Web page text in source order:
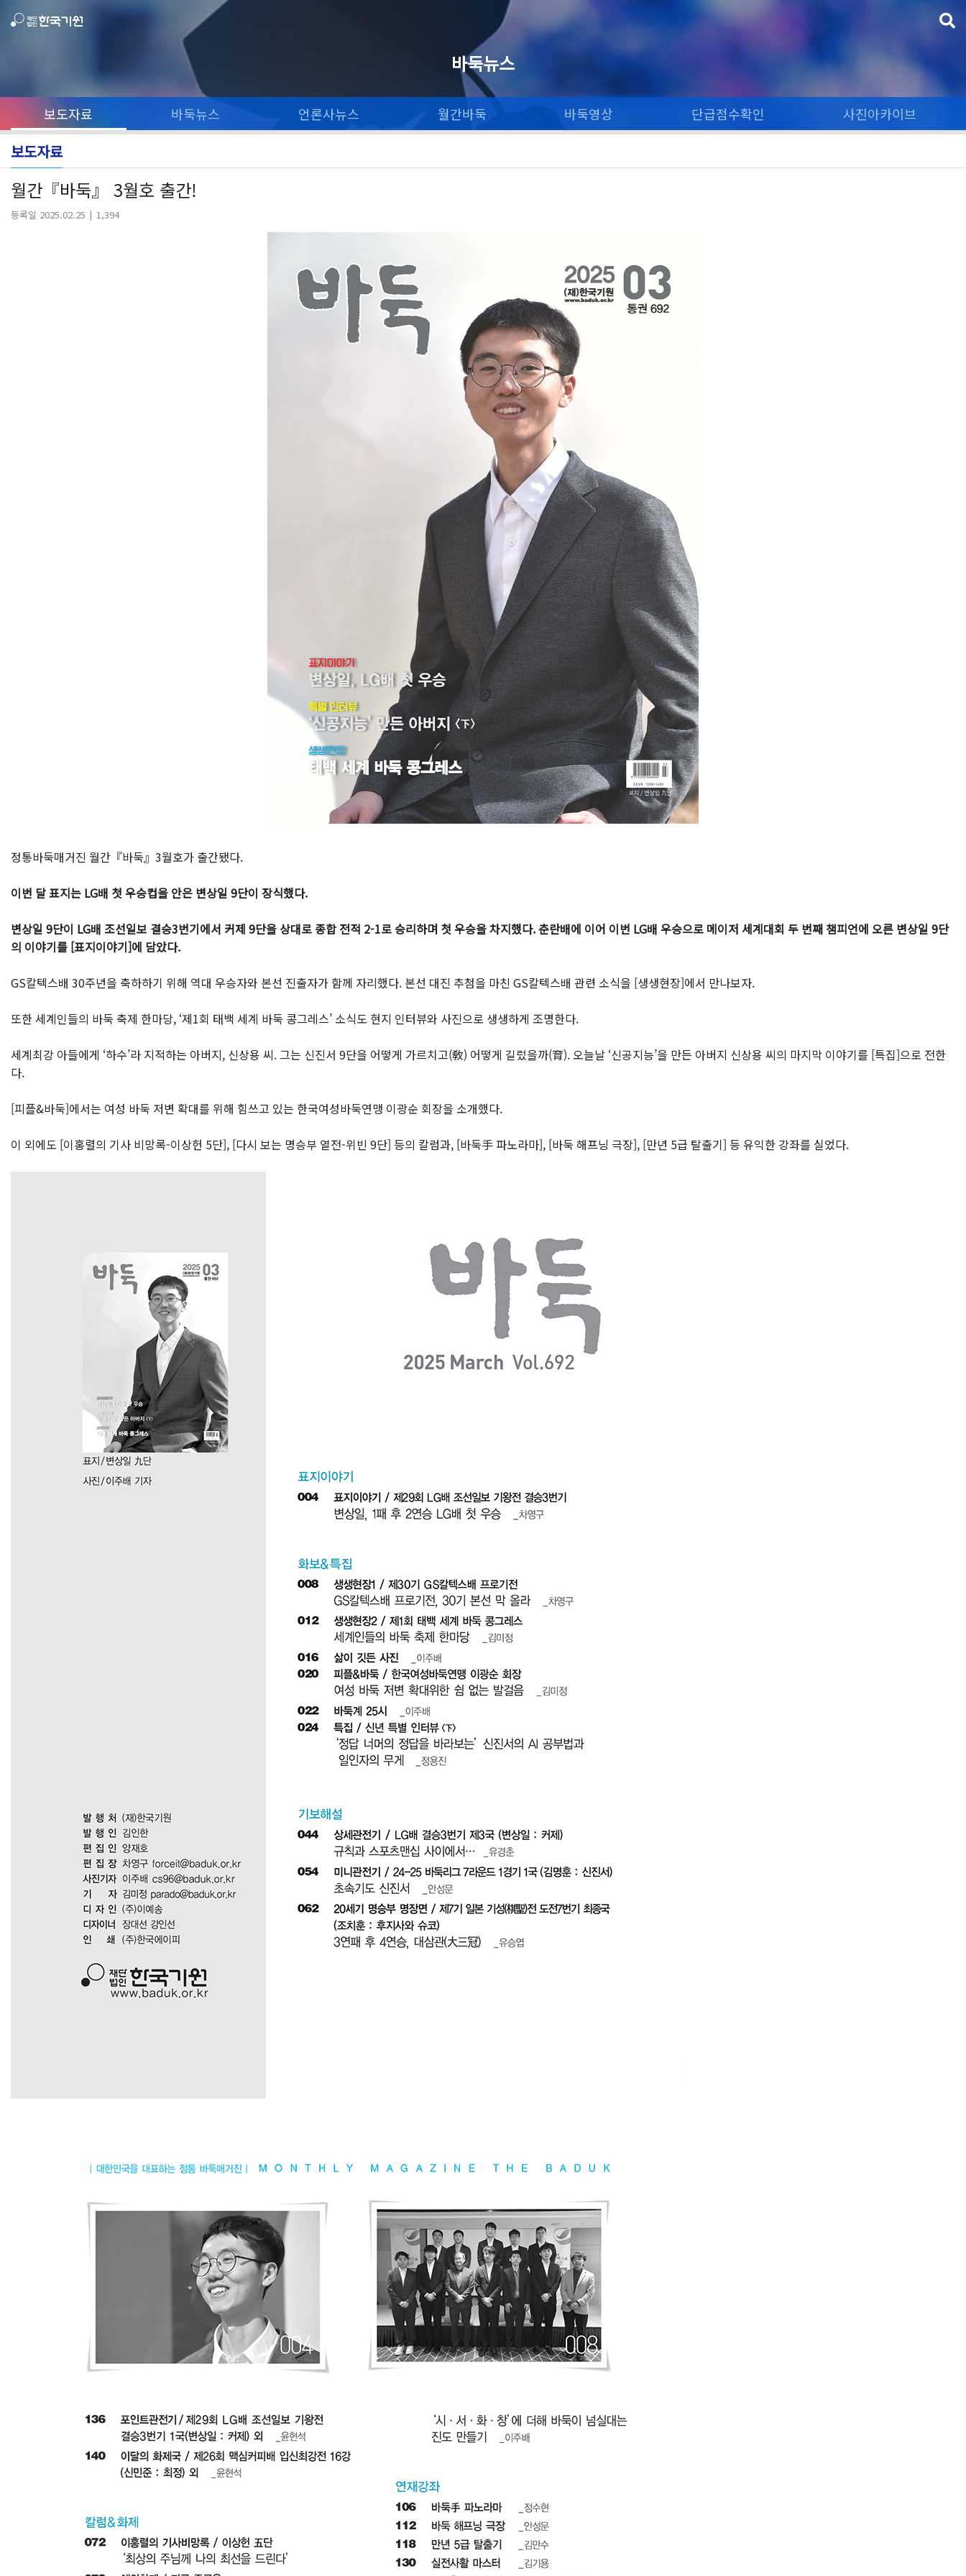
바둑뉴스
보도자료 바둑뉴스 언론사뉴스 월간바둑 바둑영상 단급점수확인 사진아카이브
보도자료
월간『바둑』 3월호 출간!
등록일 2025.02.25 1,394
정통바둑매거진 월간『바둑』3월호가 출간됐다.
이번 달 표지는 LG배 첫 우승컵을 안은 변상일 9단이 장식했다.
변상일 9단이 LG배 조선일보 결승3번기에서 커제 9단을 상대로 종합 전적 2-1로 승리하며 첫 우승을 차지했다. 춘란배에 이어 이번 LG배 우승으로 메이저 세계대회 두 번째 챔피언에 오른 변상일 9단
의 이야기를 [표지이야기]에 담았다.
GS칼텍스배 30주년을 축하하기 위해 역대 우승자와 본선 진출자가 함께 자리했다. 본선 대진 추첨을 마친 GS칼텍스배 관련 소식을 [생생현장]에서 만나보자.
또한 세계인들의 바둑 축제 한마당, ‘제1회 태백 세계 바둑 콩그레스’ 소식도 현지 인터뷰와 사진으로 생생하게 조명한다.
세계최강 아들에게 ‘하수’라 지적하는 아버지, 신상용 씨. 그는 신진서 9단을 어떻게 가르치고(敎) 어떻게 길렀을까(育). 오늘날 ‘신공지능’을 만든 아버지 신상용 씨의 마지막 이야기를 [특집]으로 전한
다.
[피플&바둑]에서는 여성 바둑 저변 확대를 위해 힘쓰고 있는 한국여성바둑연맹 이광순 회장을 소개했다.
이 외에도 [이홍렬의 기사 비망록-이상헌 5단], [다시 보는 명승부 열전-위빈 9단] 등의 칼럼과, [바둑手 파노라마], [바둑 해프닝 극장], [만년 5급 탈출기] 등 유익한 강좌를 실었다.